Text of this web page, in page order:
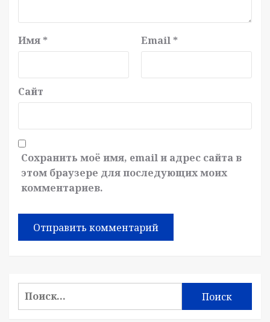
Имя * Email *
Сайт
Сохранить моё имя, email и адрес сайта в
этом браузере для последующих моих
комментариев.
Найти: